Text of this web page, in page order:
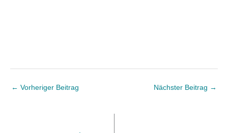
← Vorheriger Beitrag Nächster Beitrag →